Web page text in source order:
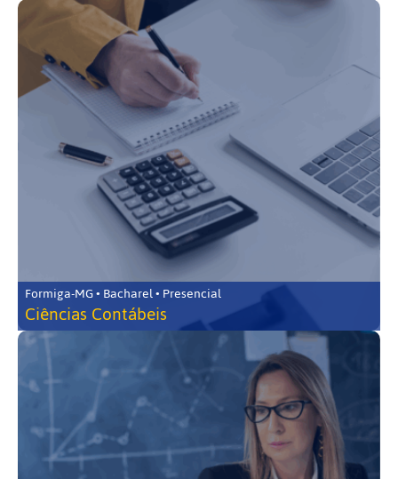
Formiga-MG • Bacharel • Presencial
Ciências Contábeis